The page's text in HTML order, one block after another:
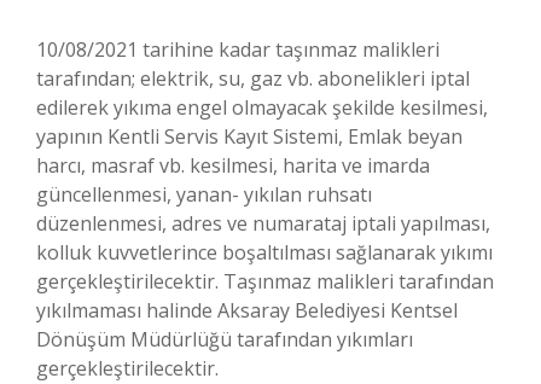
10/08/2021 tarihine kadar taşınmaz malikleri
tarafından; elektrik, su, gaz vb. abonelikleri iptal
edilerek yıkıma engel olmayacak şekilde kesilmesi,
yapının Kentli Servis Kayıt Sistemi, Emlak beyan
harcı, masraf vb. kesilmesi, harita ve imarda
güncellenmesi, yanan- yıkılan ruhsatı
düzenlenmesi, adres ve numarataj iptali yapılması,
kolluk kuvvetlerince boşaltılması sağlanarak yıkımı
gerçekleştirilecektir. Taşınmaz malikleri tarafından
yıkılmaması halinde Aksaray Belediyesi Kentsel
Dönüşüm Müdürlüğü tarafından yıkımları
gerçekleştirilecektir.